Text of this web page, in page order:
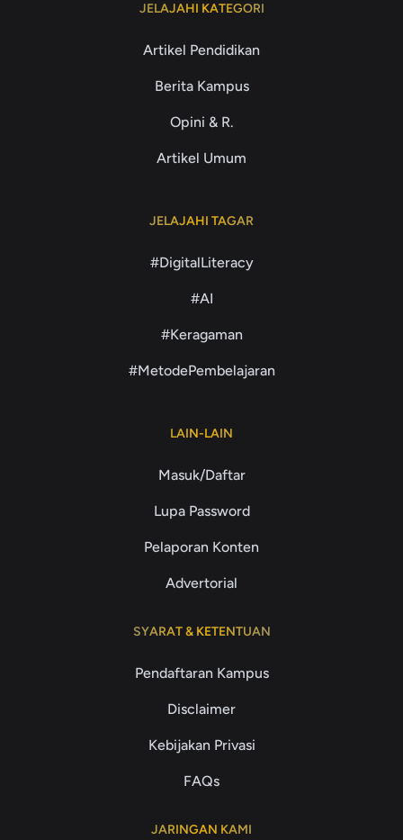
JELAJAHI KATEGORI
Artikel Pendidikan
Berita Kampus
Opini & R.
Artikel Umum
JELAJAHI TAGAR
#DigitalLiteracy
#AI
#Keragaman
#MetodePembelajaran
LAIN-LAIN
Masuk/Daftar
Lupa Password
Pelaporan Konten
Advertorial
SYARAT & KETENTUAN
Pendaftaran Kampus
Disclaimer
Kebijakan Privasi
FAQs
JARINGAN KAMI